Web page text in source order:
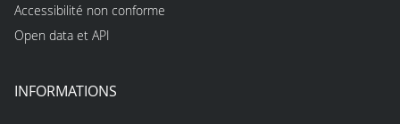
Accessibilité non conforme
Open data et API
INFORMATIONS